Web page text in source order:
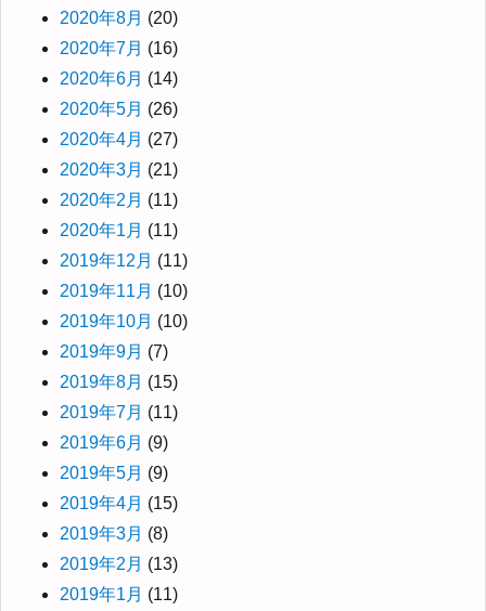
2020年8月 (20)
2020年7月 (16)
2020年6月 (14)
2020年5月 (26)
2020年4月 (27)
2020年3月 (21)
2020年2月 (11)
2020年1月 (11)
2019年12月 (11)
2019年11月 (10)
2019年10月 (10)
2019年9月 (7)
2019年8月 (15)
2019年7月 (11)
2019年6月 (9)
2019年5月 (9)
2019年4月 (15)
2019年3月 (8)
2019年2月 (13)
2019年1月 (11)